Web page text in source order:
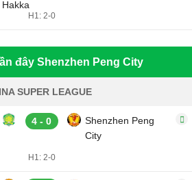
H1: 2-0
đây Shenzhen Peng City
SUPER LEAGUE
4 - 0
Shenzhen Peng
City
H1: 2-0